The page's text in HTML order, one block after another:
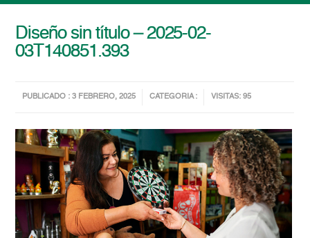
Diseño sin título – 2025-02-
03T140851.393
PUBLICADO : 3 FEBRERO, 2025 CATEGORIA : VISITAS: 95